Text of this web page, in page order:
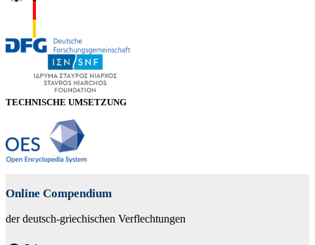
TECHNISCHE UMSETZUNG
Online Compendium
der deutsch-griechischen Verflechtungen